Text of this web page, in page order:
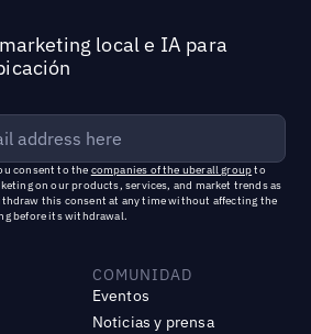
local e IA para
consent to the companies of the uberall groupto
on our products, services, and market trends as
this consent at any time without affecting the
before its withdrawal.
COMUNIDAD
Eventos
Noticias y prensa